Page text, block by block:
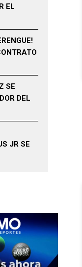
EL
SE
DEL
JR SE